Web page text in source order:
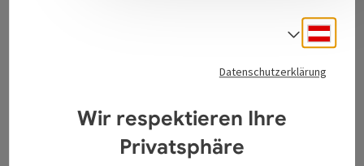
Tourismusverband Donauregion
Oberösterreich
WGD Donau Oberösterreich Tourismus
Datenschutzerklärung
Wir respektieren Ihre
Privatsphäre